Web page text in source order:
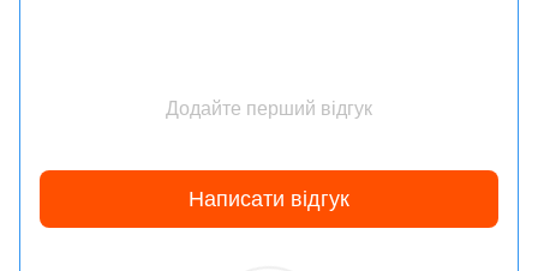
Додайте перший відгук
Написати відгук